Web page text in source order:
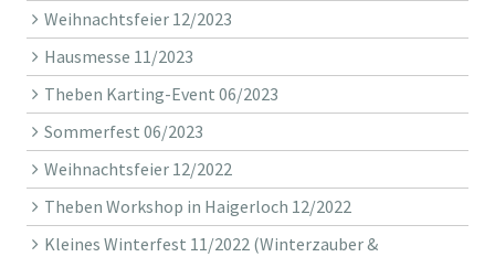
Weihnachtsfeier 12/2023
Hausmesse 11/2023
Theben Karting-Event 06/2023
Sommerfest 06/2023
Weihnachtsfeier 12/2022
Theben Workshop in Haigerloch 12/2022
Kleines Winterfest 11/2022 (Winterzauber &